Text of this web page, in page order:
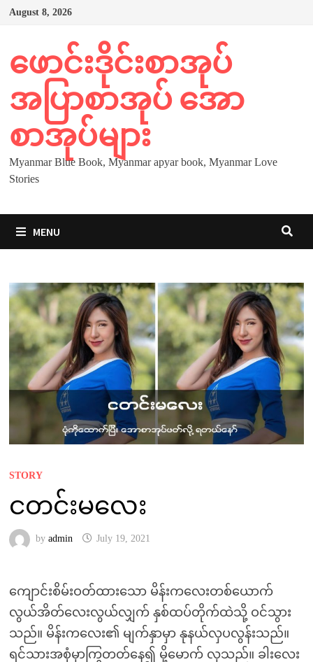
Skip
August 8, 2026
ဖောင်းဒိုင်းစာအုပ်
အပြာစာအုပ် အော
စာအုပ်များ
Myanmar Blue Book, Myanmar apyar book, Myanmar Love
Stories
MENU
STORY
ငတင်းမလေး
by admin July 19, 2021
ကျောင်းစိမ်းဝတ်ထားသော မိန်းကလေးတစ်ယောက်
လွယ်အိတ်လေးလွယ်လျှက် နှစ်ထပ်တိုက်ထဲသို့ ဝင်သွား
သည်။ မိန်းကလေး၏ မျက်နှာမှာ နုနယ်လှပလွန်းသည်။
ရင်သားအစုံမှာကြွတတ်နေ၍ မို့မောက် လှသည်။ ခါးလေး